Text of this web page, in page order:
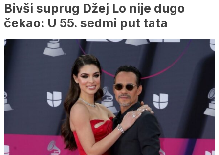
Bivši suprug Džej Lo nije dugo
čekao: U 55. sedmi put tata